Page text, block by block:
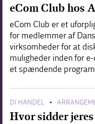
eCom Club hos
eCom Club er et
for medlemmer af
virksomheder for at
muligheder inden for
et spændende
DI HANDEL •
Hvor sidder